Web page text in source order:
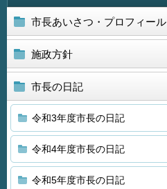
市長あいさつ・プロフィール
施政方針
市長の日記
令和3年度市長の日記
令和4年度市長の日記
令和5年度市長の日記